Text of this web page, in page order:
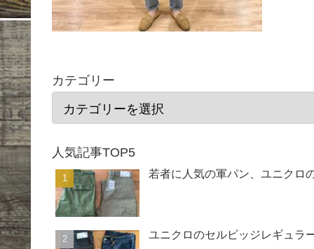
カテゴリー
人気記事TOP5
若者に人気の軍パン、ユニクロ
ユニクロのセルビッジレギュラ